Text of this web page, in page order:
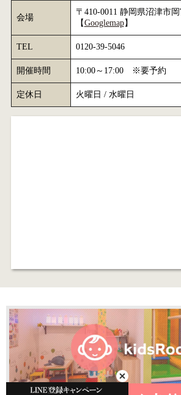
会場
〒410-0011 静岡県沼津市
【Googlemap】
TEL 0120-39-5046
開催時間 10:00～17:00 ※要予約
定休日 火曜日 / 水曜日